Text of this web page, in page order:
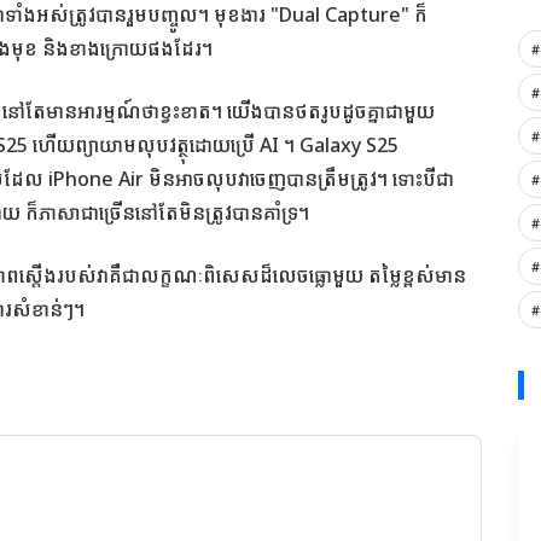
ទាំងអស់ត្រូវបានរួមបញ្ចូល។ មុខងារ "Dual Capture" ក៏
មុខ និងខាងក្រោយផងដែរ។
មានអារម្មណ៍ថាខ្វះខាត។ យើងបានថតរូបដូចគ្នាជាមួយ
ហើយព្យាយាមលុបវត្ថុដោយប្រើ AI ។ Galaxy S25
iPhone Air មិនអាចលុបវាចេញបានត្រឹមត្រូវ។ ទោះបីជា
ភាសាជាច្រើននៅតែមិនត្រូវបានគាំទ្រ។
ពស្តើងរបស់វាគឺជាលក្ខណៈពិសេសដ៏លេចធ្លោមួយ តម្លៃខ្ពស់មាន
រសំខាន់ៗ។
#
#